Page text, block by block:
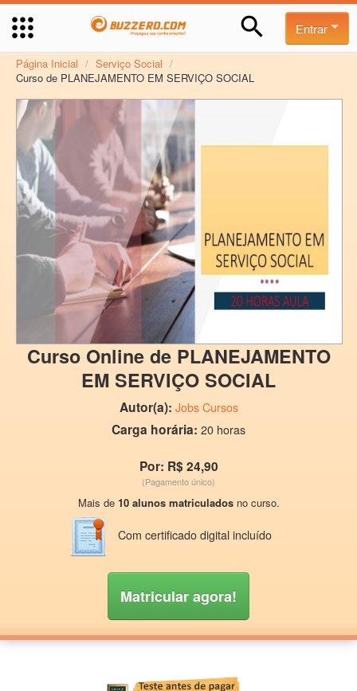
Entrar
Página Inicial / Serviço Social /
Curso de PLANEJAMENTO EM SERVIÇO SOCIAL
Curso Online de PLANEJAMENTO
EM SERVIÇO SOCIAL
Autor(a): Jobs Cursos
Carga horária: 20 horas
Por: R$ 24,90
(Pagamento único)
Mais de 10 alunos matriculadosno curso.
Com certificado digital incluído
Matricular agora!